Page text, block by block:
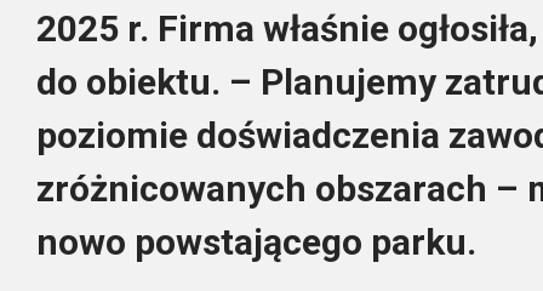
2025 r. Firma właśnie
do obiektu. – Planujemy
poziomie doświadczenia
zróżnicowanych obszarach –
nowo powstającego parku.